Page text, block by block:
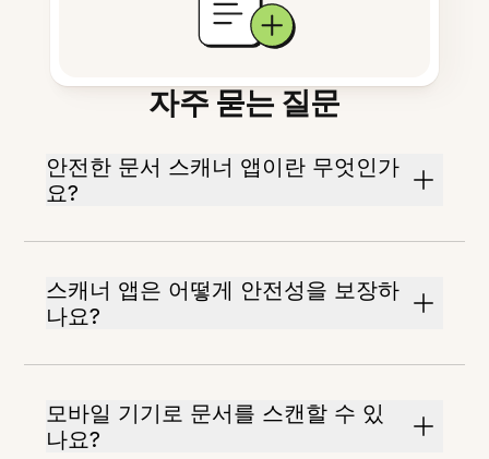
자주 묻는 질문
안전한 문서 스캐너 앱이란 무엇인가
요?
스캐너 앱은 어떻게 안전성을 보장하
나요?
모바일 기기로 문서를 스캔할 수 있
나요?